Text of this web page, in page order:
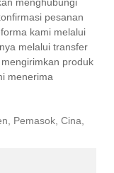
menghubungi
pesanan
kami melalui
melalui transfer
produk
menerima
Pemasok, Cina,